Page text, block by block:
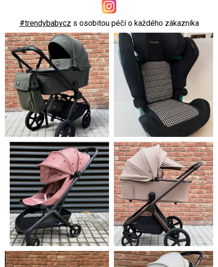
#trendybabycz s osobitou péčí o každého zákazníka